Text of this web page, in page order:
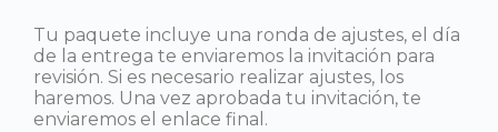
Tu paquete incluye una ronda de ajustes, el día
de la entrega te enviaremos la invitación para
revisión. Si es necesario realizar ajustes, los
haremos. Una vez aprobada tu invitación, te
enviaremos el enlace final.